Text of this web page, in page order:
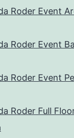
Roder Event
Roder Event
Roder Event
Roder Full